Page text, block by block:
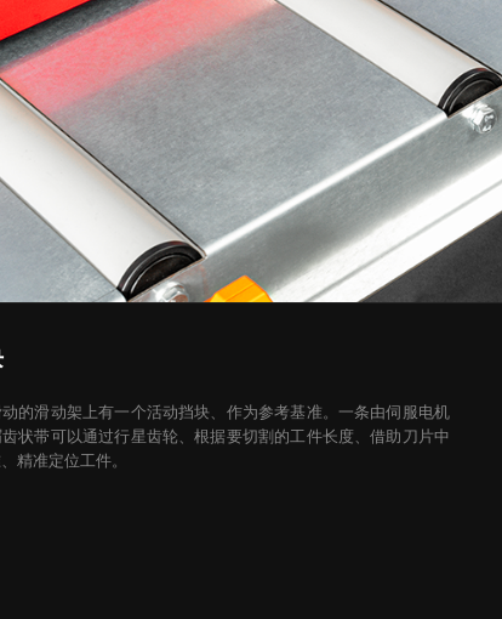
的滑动架上有一个活动挡块、作为参考基准。一条由伺服电机
状带可以通过行星齿轮、根据要切割的工件长度、借助刀片中
精准定位工件。